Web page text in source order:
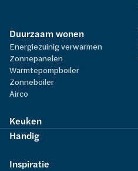
Duurzaam wonen
Energiezuinig verwarmen
Zonnepanelen
Warmtepompboiler
Zonneboiler
Airco
Keuken
Handig
Inspiratie